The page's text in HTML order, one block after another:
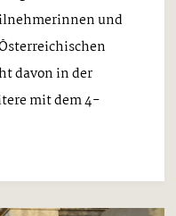
und
davon in der
mit dem 4-